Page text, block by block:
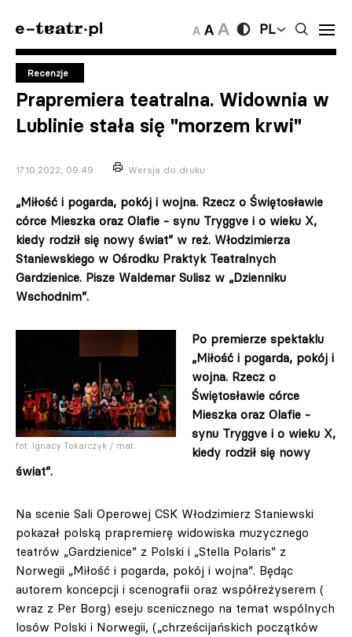
PL
Recenzje
Prapremiera teatralna. Widownia w
Lublinie stała się "morzem krwi"
17.10.2022, 09:49 Wersja do druku
„Miłość i pogarda, pokój i wojna. Rzecz o Świętosławie
córce Mieszka oraz Olafie - synu Tryggve i o wieku X,
kiedy rodził się nowy świat” w reż. Włodzimierza
Staniewskiego w Ośrodku Praktyk Teatralnych
Gardzienice. Pisze Waldemar Sulisz w „Dzienniku
Wschodnim”.
fot. Ignacy Tokarczyk / mat.
Po premierze spektaklu
„Miłość i pogarda, pokój i
wojna. Rzecz o
Świętosławie córce
Mieszka oraz Olafie -
synu Tryggve i o wieku X,
kiedy rodził się nowy
świat”.
Na scenie Sali Operowej CSK Włodzimierz Staniewski
pokazał polską prapremierę widowiska muzycznego
teatrów „Gardzienice” z Polski i „Stella Polaris” z
Norwegii „Miłość i pogarda, pokój i wojna”. Będąc
autorem koncepcji i scenografii oraz współreżyserem (
wraz z Per Borg) eseju scenicznego na temat wspólnych
losów Polski i Norwegii, („chrześcijańskich początków